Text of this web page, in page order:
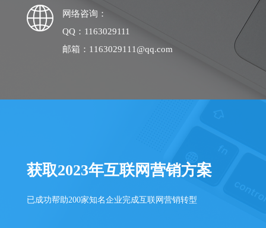
网络咨询：
QQ：1163029111
邮箱：1163029111@qq.com
获取2023年互联网营销方案
已成功帮助200家知名企业完成互联网营销转型